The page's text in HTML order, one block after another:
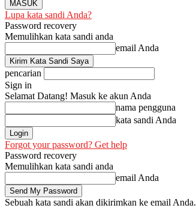
Lupa kata sandi Anda?
Password recovery
Memulihkan kata sandi anda
email Anda
pencarian
Sign in
Selamat Datang! Masuk ke akun Anda
nama pengguna
kata sandi Anda
Forgot your password? Get help
Password recovery
Memulihkan kata sandi anda
email Anda
Sebuah kata sandi akan dikirimkan ke email Anda.